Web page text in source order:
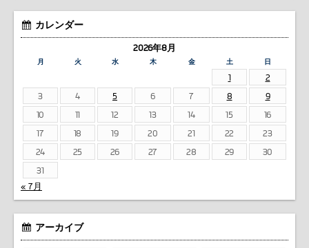
カレンダー
2026年8月
月 火 水 木 金 土 日
1
2
3
4 5 6 7 8
9
10
11 12 13 14 15
16
17
18 19 20 21 22
23
24
25 26 27 28 29
30
31
« 7月
アーカイブ